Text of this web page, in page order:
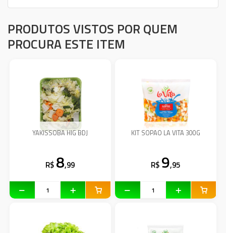
PRODUTOS VISTOS POR QUEM
PROCURA ESTE ITEM
YAKISSOBA HIG BDJ
R$ 8,99
KIT SOPAO LA VITA 300G
R$ 9,95